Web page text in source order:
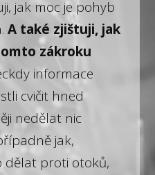
jak moc je pohyb
A také zjištuji, jak
zákroku
informace
cvičit hned
nedělat nic
jak,
dělat proti otoků,